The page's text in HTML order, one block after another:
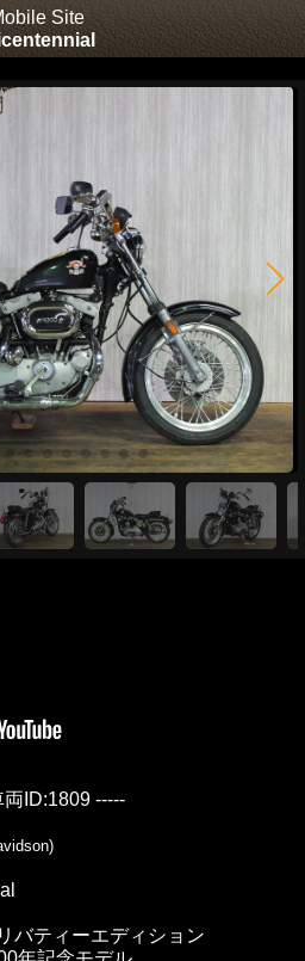
Site
両ID:1809 -----
バティーエディション